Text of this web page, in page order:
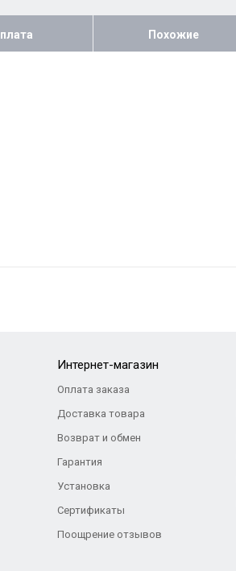
Похожие
Интернет-магазин
Оплата заказа
Доставка товара
Возврат и обмен
Гарантия
Установка
Сертификаты
Поощрение отзывов